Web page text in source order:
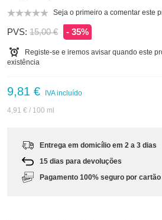
Seja o primeiro a comentar este
PVS: 15,00 € - 35%
Registe-se e iremos avisar quando este
existência
9,81 € IVA incluído
4,91 € / 100 ml
Entrega em domicílio em 2 a 3 dias
15 dias para devoluções
Pagamento 100% seguro por cartão